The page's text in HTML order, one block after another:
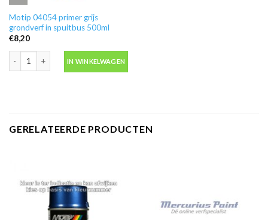
Motip 04054 primer grijs
grondverf in spuitbus 500ml
€8,20
Motip 04054 primer grijs grondverf in spuitbus 500ml aantal
IN WINKELWAGEN
GERELATEERDE PRODUCTEN